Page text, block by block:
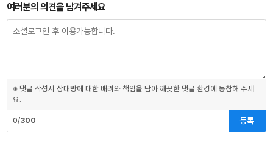
여러분의 의견을 남겨주세요
※ 댓글 작성시 상대방에 대한 배려와 책임을 담아 깨끗한 댓글 환경에 동참해 주세
요.
0/300 등록